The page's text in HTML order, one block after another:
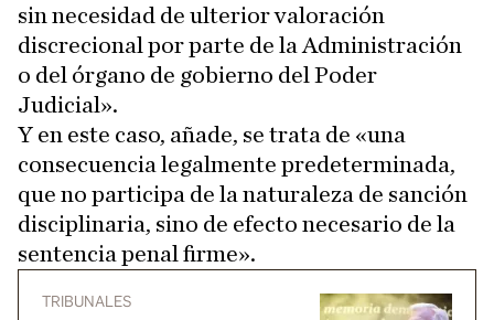
sin necesidad de ulterior valoración
discrecional por parte de la Administración
o del órgano de gobierno del Poder
Judicial».
Y en este caso, añade, se trata de «una
consecuencia legalmente predeterminada,
que no participa de la naturaleza de sanción
disciplinaria, sino de efecto necesario de la
sentencia penal firme».
TRIBUNALES